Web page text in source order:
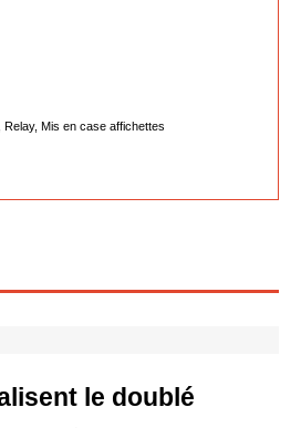
Mis en case affichettes
le doublé